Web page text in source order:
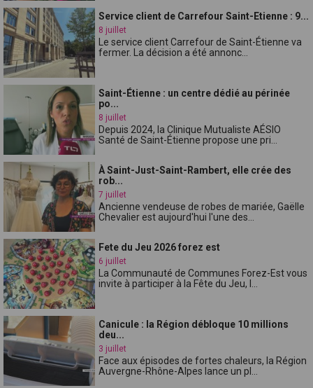
Service client de Carrefour Saint-Etienne : 9...
8 juillet
Le service client Carrefour de Saint-Étienne va
fermer. La décision a été annonc...
Saint-Étienne : un centre dédié au périnée
po...
8 juillet
Depuis 2024, la Clinique Mutualiste AÉSIO
Santé de Saint-Étienne propose une pri...
À Saint-Just-Saint-Rambert, elle crée des
rob...
7 juillet
Ancienne vendeuse de robes de mariée, Gaëlle
Chevalier est aujourd'hui l'une des...
Fete du Jeu 2026 forez est
6 juillet
La Communauté de Communes Forez-Est vous
invite à participer à la Fête du Jeu, l...
Canicule : la Région débloque 10 millions
deu...
3 juillet
Face aux épisodes de fortes chaleurs, la Région
Auvergne-Rhône-Alpes lance un pl...